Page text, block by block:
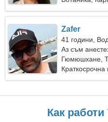
Zafer
41 години,
Аз съм
жена
Гюмюшхане,
Краткосрочна
Как